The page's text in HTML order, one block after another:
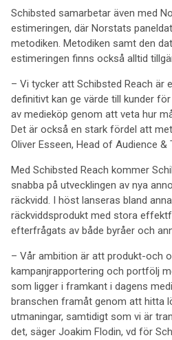
Schibsted samarbetar även med
estimeringen, där Norstats
metodiken. Metodiken samt den
estimeringen finns också alltid
– Vi tycker att Schibsted Reach är
definitivt kan ge värde till kunder
av medieköp genom att veta hur
Det är också en stark fördel att
Oliver Esseen, Head of Audience &
Med Schibsted Reach kommer
snabba på utvecklingen av nya
räckvidd. I höst lanseras bland
räckviddsprodukt med stora
efterfrågats av både byråer och
– Vår ambition är att produkt-och
kampanjrapportering och portfölj
som ligger i framkant i dagens
branschen framåt genom att hitta
utmaningar, samtidigt som vi är
det, säger Joakim Flodin, vd för